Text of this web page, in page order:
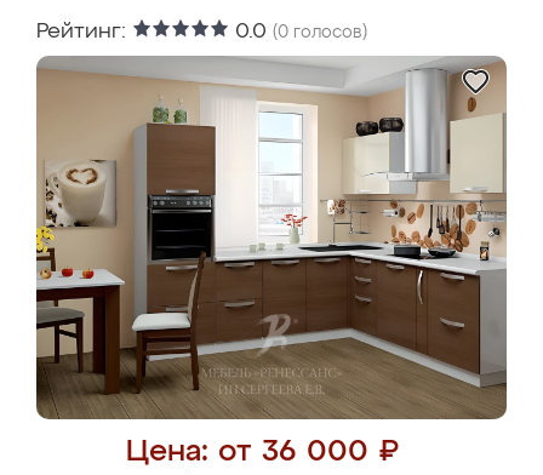
Рейтинг: 0.0 (0 голосов)
Цена: от 36 000 ₽